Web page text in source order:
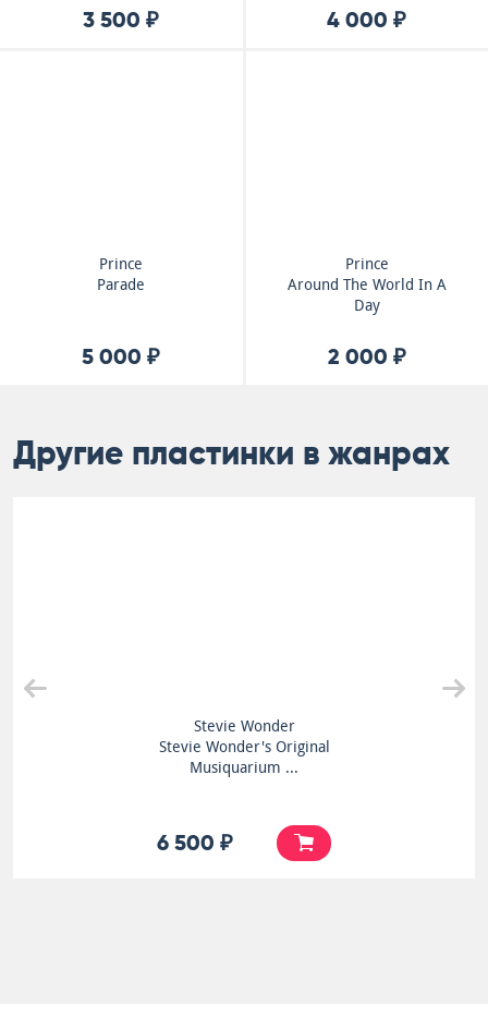
3 500 ₽ 4 000 ₽
Prince
Parade
5 000 ₽
Prince
Around The World In A
Day
2 000 ₽
Другие пластинки в жанрах
Stevie Wonder
Stevie Wonder's Original
Musiquarium ...
6 500 ₽